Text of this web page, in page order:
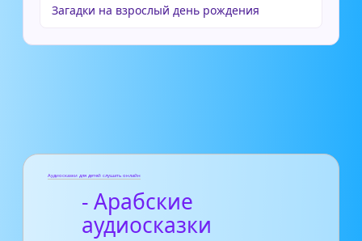
Загадки на взрослый день рождения
Аудиосказки для детей слушать онлайн
- Арабские
аудиосказки